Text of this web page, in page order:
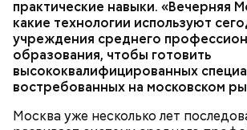
практические навыки. «Вечерняя
какие технологии используют
учреждения среднего
образования, чтобы готовить
высококвалифицированных
востребованных на московском
Москва уже несколько лет
сообщила, что к 2031 году
обновить инфраструктуру
том числе — построить семь новых,
обучаться более 60 тысяч студентов.
Возведение в Москве социальных
соответствует целям и
национального проекта
жизни».